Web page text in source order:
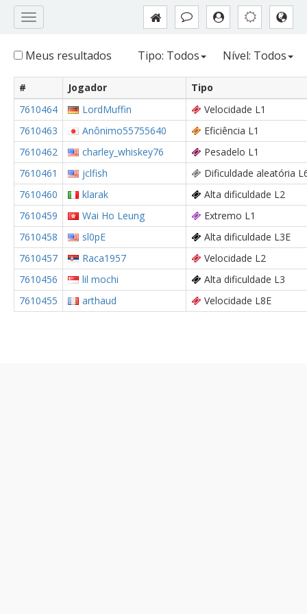
Meus resultados Nível: Todos
Tipo: Todos
# Jogador
Tipo
7610464
LordMuffin
Velocidade L1
7610463
Anônimo55755640
Eficiência L1
7610462
charley_whiskey76
Pesadelo L1
7610461
jclfish
Dificuldade aleatória
7610460
klarak
Alta dificuldade L2
7610459
Wai Ho Leung
Extremo L1
7610458
sl0pE
Alta dificuldade L3E
7610457
Raca1957
Velocidade L2
7610456
lil mochi
Alta dificuldade L3
7610455
arthaud Velocidade L8E